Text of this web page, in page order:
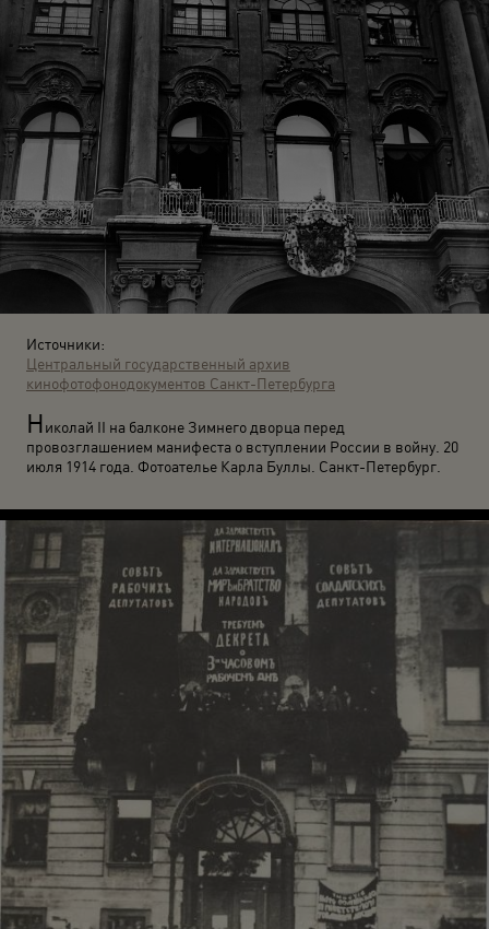
Источники:
Центральный государственный архив
кинофотофонодокументов Санкт-Петербурга
Николай II на балконе Зимнего дворца перед
провозглашением манифеста о вступлении России в войну. 20
июля 1914 года. Фотоателье Карла Буллы. Санкт-Петербург.